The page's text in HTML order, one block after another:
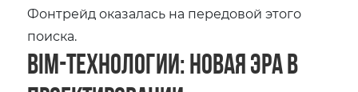
Фонтрейд оказалась на передовой этого
поиска.
BIM-Технологии: Новая Эра в